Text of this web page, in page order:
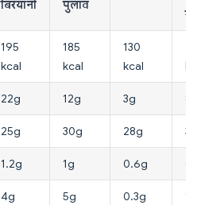
बिरयानी पुलाव
195
kcal
185
kcal
130
kcal
kcal
22g 12g 3g 8g
25g 30g 28g 35g
1.2g 1g 0.6g
4g 5g 0.3g 12g